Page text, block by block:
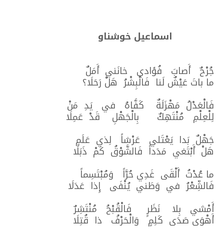
اسماعيل خوشناو
جُرْحٌ أَصابَ فُؤادي خانَني أَمَلٌ
ما باتَ عَيْشٌ لَنا فَالْبِشْرُ هَلْ رَحَلَا؟
فَالْعَدْلُ مَهْزَلَةٌ كَفَّاهُ في يَدِ مَنْ
لِلْعِلْمِ مُنْتَهِكٌ بِالْجَهْلِ قَدْ عَمِلَا
جَهْلٌ بَدا يَعْتَلي عَرْشاً لِذي عَلَمٍ
هَلْ أَبْتَغي مَدَداً فَالشَّوْقُ كَمْ ذَبَلَا
ما عُدْتُ أَلْقَى غَدِي حُرَّاً وَمُبْتَسِماً
فَالشِّعْرُ في وَطَني يُنْفَى إِذا عَدَلَا
أَمْشي بِلا نَظَرٍ فَالْقُبْحُ مُنْتَشِرٌ
أَهْوَى صَدَى كَلِمٍ وَالْحَرْفُ ذا قُتِلَا